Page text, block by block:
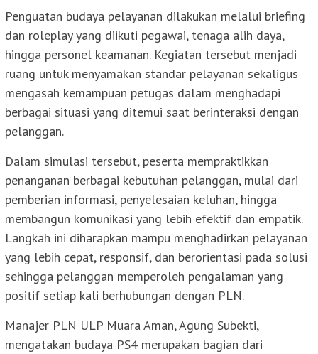
Penguatan budaya pelayanan dilakukan melalui briefing
dan roleplay yang diikuti pegawai, tenaga alih daya,
hingga personel keamanan. Kegiatan tersebut menjadi
ruang untuk menyamakan standar pelayanan sekaligus
mengasah kemampuan petugas dalam menghadapi
berbagai situasi yang ditemui saat berinteraksi dengan
pelanggan.
Dalam simulasi tersebut, peserta mempraktikkan
penanganan berbagai kebutuhan pelanggan, mulai dari
pemberian informasi, penyelesaian keluhan, hingga
membangun komunikasi yang lebih efektif dan empatik.
Langkah ini diharapkan mampu menghadirkan pelayanan
yang lebih cepat, responsif, dan berorientasi pada solusi
sehingga pelanggan memperoleh pengalaman yang
positif setiap kali berhubungan dengan PLN.
Manajer PLN ULP Muara Aman, Agung Subekti,
mengatakan budaya PS4 merupakan bagian dari